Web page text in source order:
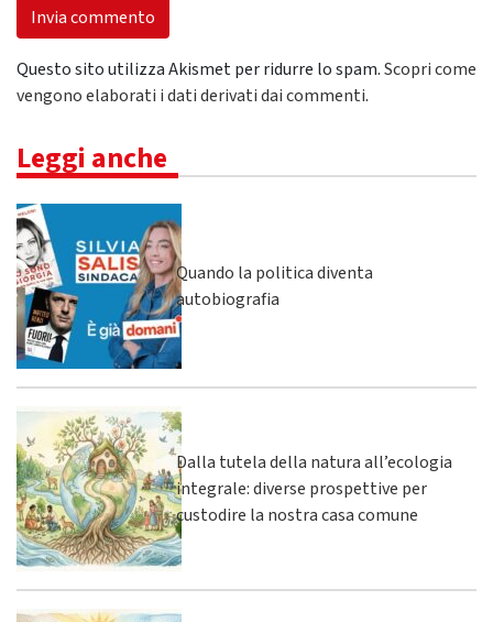
Questo sito utilizza Akismet per ridurre lo spam.Scopri come
vengono elaborati i dati derivati dai commenti.
Leggi anche
Quando la politica diventa
autobiografia
Dalla tutela della natura all’ecologia
integrale: diverse prospettive per
custodire la nostra casa comune